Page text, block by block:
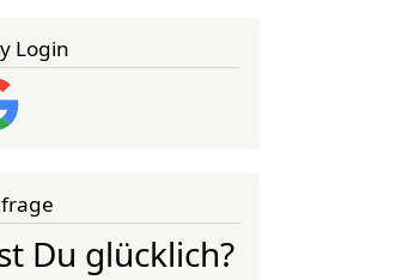
Login
Du glücklich?